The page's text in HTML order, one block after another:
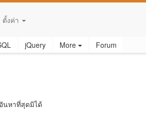
ตั้งค่า
jQuery More Forum
นหาที่สุดมิได้